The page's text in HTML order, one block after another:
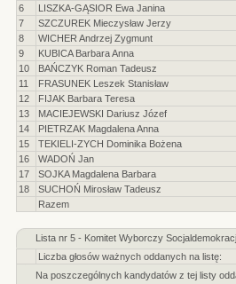
6
LISZKA-GĄSIOR Ewa Janina
7
SZCZUREK Mieczysław Jerzy
8
WICHER Andrzej Zygmunt
9
KUBICA Barbara Anna
10
BAŃCZYK Roman Tadeusz
11
FRASUNEK Leszek Stanisław
12
FIJAK Barbara Teresa
13
MACIEJEWSKI Dariusz Józef
14
PIETRZAK Magdalena Anna
15
TEKIELI-ZYCH Dominika Bożena
16
WADOŃ Jan
17
SOJKA Magdalena Barbara
18
SUCHOŃ Mirosław Tadeusz
Razem
Lista nr 5 - Komitet Wyborczy
Liczba głosów ważnych oddanych na listę:
Na poszczególnych kandydatów z tej listy